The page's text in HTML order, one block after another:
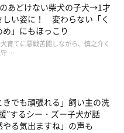
あどけない柴犬の子犬→1才
しい姿に！ 変わらない「く
め」にもほっこり
育てに悪戦苦闘しながら、慎之介く
守 …
きでも頑張れる」飼い主の洗
”するシー・ズー子犬が話
る気出ますね」の声も